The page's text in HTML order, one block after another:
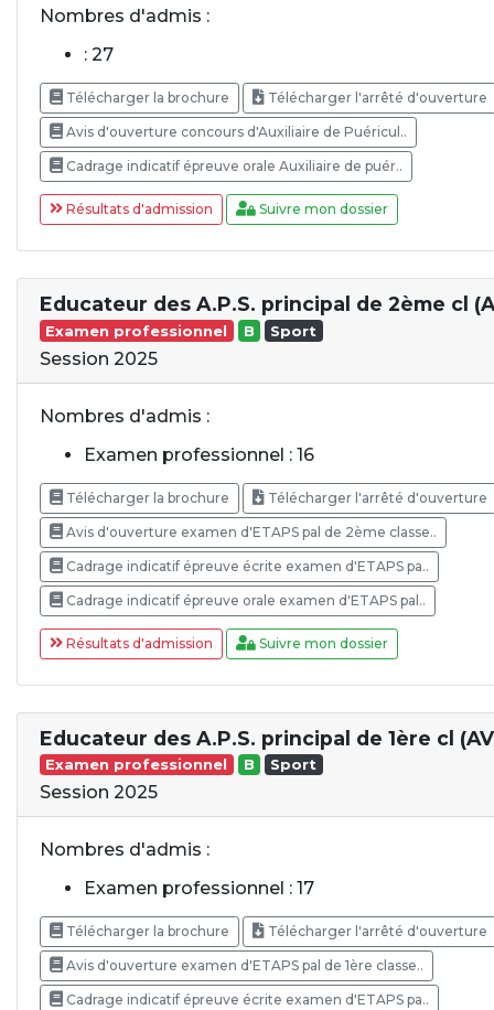
Nombres d'admis :
: 27
Télécharger la brochure Télécharger l'arrêté d'ouverture
Avis d'ouverture concours d'Auxiliaire de Puéricul..
Cadrage indicatif épreuve orale Auxiliaire de puér..
Résultats d'admission Suivre mon dossier
Educateur des A.P.S. principal de 2ème cl
Examen professionnel B Sport
Session 2025
Nombres d'admis :
Examen professionnel : 16
Télécharger la brochure Télécharger l'arrêté d'ouverture
Avis d'ouverture examen d'ETAPS pal de 2ème classe..
Cadrage indicatif épreuve écrite examen d'ETAPS pa..
Cadrage indicatif épreuve orale examen d'ETAPS pal..
Résultats d'admission Suivre mon dossier
Educateur des A.P.S. principal de 1ère cl
Examen professionnel B Sport
Session 2025
Nombres d'admis :
Examen professionnel : 17
Télécharger la brochure Télécharger l'arrêté d'ouverture
Avis d'ouverture examen d'ETAPS pal de 1ère classe..
Cadrage indicatif épreuve écrite examen d'ETAPS pa..